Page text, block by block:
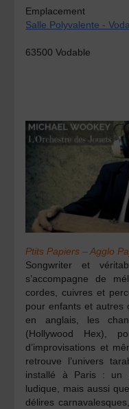
Emplacement
Salle Polyvalente -
63500 Vodable
Ptits Papiers – Agglo
Songwriter et
s’accompagne de
cordes, cuivres et
pour enfants et autres
en anglais, les
(Hollywood Hex),
d’improvisations et
retrouve l’univers
installé à Paris : un
ludique, mais aussi
délires